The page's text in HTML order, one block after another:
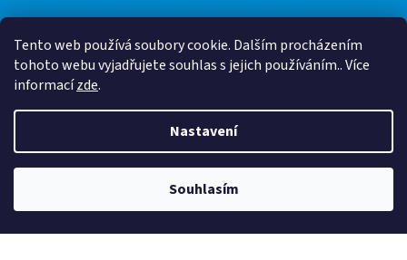
Tento web používá soubory cookie. Dalším procházením
tohoto webu vyjadřujete souhlas s jejich používáním.. Více
informacízde.
Nastavení
Souhlasím